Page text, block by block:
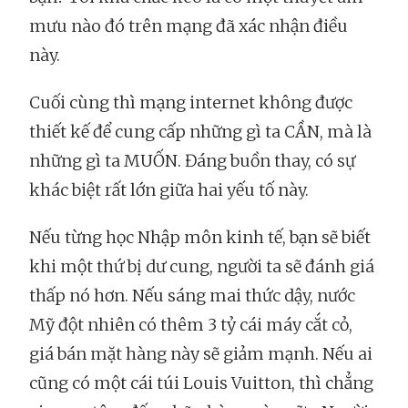
mưu nào đó trên mạng đã xác nhận điều
này.
Cuối cùng thì mạng internet không được
thiết kế để cung cấp những gì ta CẦN, mà là
những gì ta MUỐN. Đáng buồn thay, có sự
khác biệt rất lớn giữa hai yếu tố này.
Nếu từng học Nhập môn kinh tế, bạn sẽ biết
khi một thứ bị dư cung, người ta sẽ đánh giá
thấp nó hơn. Nếu sáng mai thức dậy, nước
Mỹ đột nhiên có thêm 3 tỷ cái máy cắt cỏ,
giá bán mặt hàng này sẽ giảm mạnh. Nếu ai
cũng có một cái túi Louis Vuitton, thì chẳng